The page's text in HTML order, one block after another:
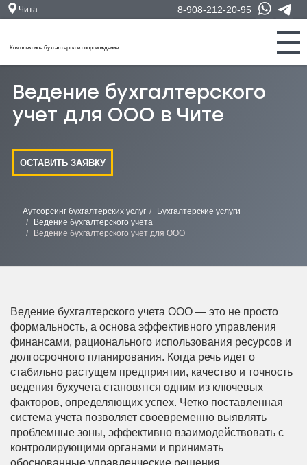
Чита 8-908-212-20-95
Комплексное бухгалтерское сопровождение
Ведение бухгалтерского
учет для ООО в Чите
ОСТАВИТЬ ЗАЯВКУ
Аутсорсинг бухгалтерских услуг
Бухгалтерские услуги
Ведение бухгалтерского учета
Ведение бухгалтерского учет для ООО
Ведение бухгалтерского учета ООО — это не просто
формальность, а основа эффективного управления
финансами, рационального использования ресурсов и
долгосрочного планирования. Когда речь идет о
стабильно растущем предприятии, качество и точность
ведения бухучета становятся одним из ключевых
факторов, определяющих успех. Четко поставленная
система учета позволяет своевременно выявлять
проблемные зоны, эффективно взаимодействовать с
контролирующими органами и принимать
обоснованные управленческие решения.